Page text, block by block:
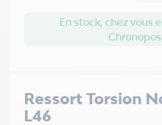
Ressort Torsion
L46
En stock, chez vous